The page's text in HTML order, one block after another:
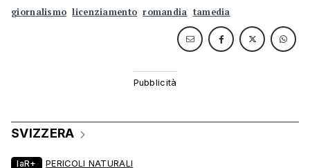
giornalismo licenziamento romandia tamedia
SVIZZERA
laR+ PERICOLI NATURALI